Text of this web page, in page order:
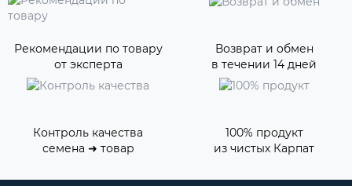
Рекомендации по товару
от эксперта
Возврат и обмен
в течении 14 дней
Контроль качества
семена ➜ товар
100% продукт
из чистых Карпат